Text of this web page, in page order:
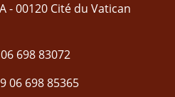
- 00120 Cité du Vatican
698 83072
06 698 85365